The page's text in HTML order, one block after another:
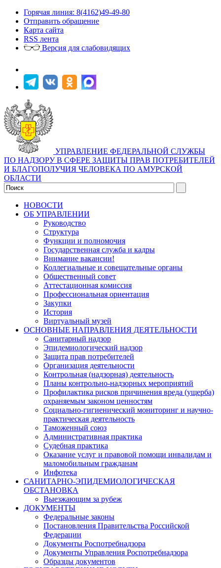
Горячая линия: 8(4162)49-49-80
Отправить обращение
Карта сайта
RSS лента
Версия для слабовидящих
УПРАВЛЕНИЕ ФЕДЕРАЛЬНОЙ СЛУЖБЫ
ПО НАДЗОРУ В СФЕРЕ ЗАЩИТЫ ПРАВ ПОТРЕБИТЕЛЕЙ
И БЛАГОПОЛУЧИЯ ЧЕЛОВЕКА ПО АМУРСКОЙ
ОБЛАСТИ
НОВОСТИ
ОБ УПРАВЛЕНИИ
Руководство
Структура
Функции и полномочия
Государственная служба и кадры
Внимание вакансии!
Коллегиальные и совещательные органы
Общественный совет
Аттестационная комиссия
Профессиональная ориентация
Закупки
История
Виртуальный музей
ОСНОВНЫЕ НАПРАВЛЕНИЯ ДЕЯТЕЛЬНОСТИ
Санитарный надзор
Эпидемиологический надзор
Защита прав потребителей
Организация деятельности
Контрольная (надзорная) деятельность
Планы контрольно-надзорных мероприятий
Профилактика рисков причинения вреда (ущерба)
охраняемым законом ценностям
Социально-гигиенический мониторинг и научно-
практическая деятельность
Таможенный союз
Административная практика
Судебная практика
Оказание услуг и правовой помощи инвалидам и
маломобильным гражданам
Инфотека
САНИТАРНО-ЭПИДЕМИОЛОГИЧЕСКАЯ
ОБСТАНОВКА
Выезжающим за рубеж
ДОКУМЕНТЫ
Федеральные законы
Постановления Правительства Российской
Федерации
Документы Роспотребнадзора
Документы Управления Роспотребнадзора
Образцы документов